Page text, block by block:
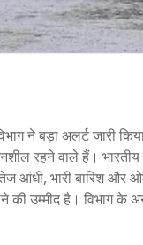
ने बड़ा अलर्ट जारी
रहने वाले हैं। भारतीय
आंधी, भारी बारिश और
की उम्मीद है। विभाग